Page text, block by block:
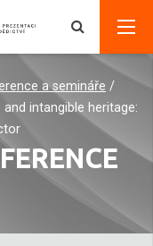
a semináře /
intangible heritage: